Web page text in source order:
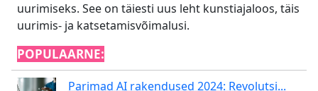
uurimiseks. See on täiesti uus leht kunstiajaloos, täis
uurimis- ja katsetamisvõimalusi.
POPULAARNE:
Parimad AI rakendused 2024: Revolutsi...